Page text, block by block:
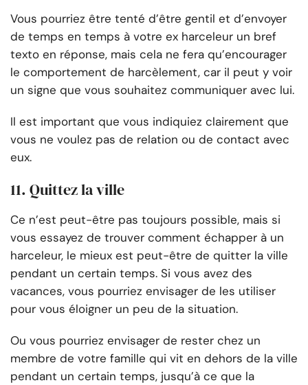
Vous pourriez être tenté d’être gentil et d’envoyer
de temps en temps à votre ex harceleur un bref
texto en réponse, mais cela ne fera qu’encourager
le comportement de harcèlement, car il peut y voir
un signe que vous souhaitez communiquer avec lui.
Il est important que vous indiquiez clairement que
vous ne voulez pas de relation ou de contact avec
eux.
11. Quittez la ville
Ce n’est peut-être pas toujours possible, mais si
vous essayez de trouver comment échapper à un
harceleur, le mieux est peut-être de quitter la ville
pendant un certain temps. Si vous avez des
vacances, vous pourriez envisager de les utiliser
pour vous éloigner un peu de la situation.
Ou vous pourriez envisager de rester chez un
membre de votre famille qui vit en dehors de la ville
pendant un certain temps, jusqu’à ce que la